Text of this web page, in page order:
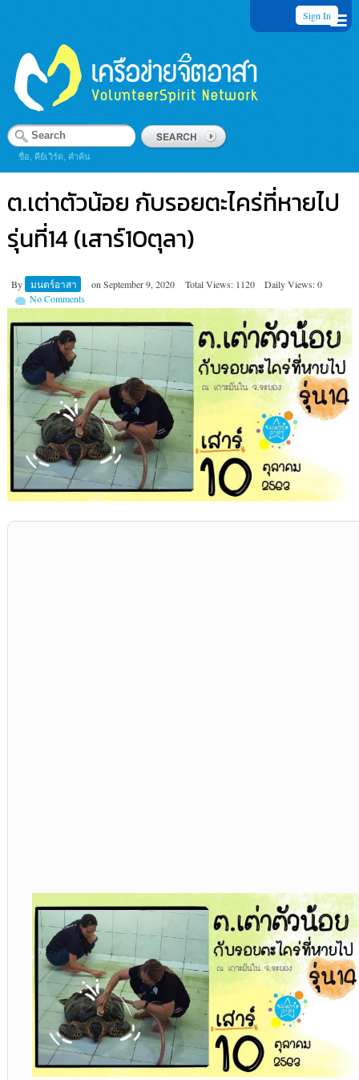
Sign In
ชื่อ, คีย์เวิร์ด, คำค้น
ต.เต่าตัวน้อย กับรอยตะไคร่ที่หายไป
รุ่นที่14 (เสาร์10ตุลา)
By มนตร์อาสา on September 9, 2020 Total Views: 1120
Daily Views: 0
No Comments